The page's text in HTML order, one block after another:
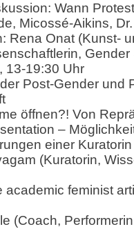
Wann
Micossé-Aikins,
Rena Onat (Kunst-
Gender
13-19:30 Uhr
Post-Gender und
öffnen?! Von
–
einer
(Kuratorin,
academic feminist
(Coach,